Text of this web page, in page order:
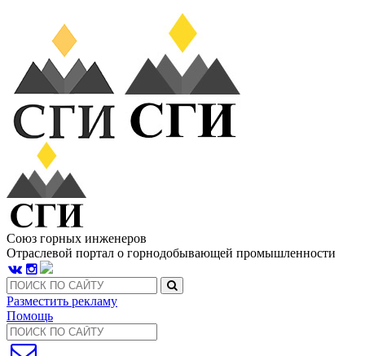
Союз горных инженеров
Отраслевой портал о горнодобывающей промышленности
Разместить рекламу
Помощь